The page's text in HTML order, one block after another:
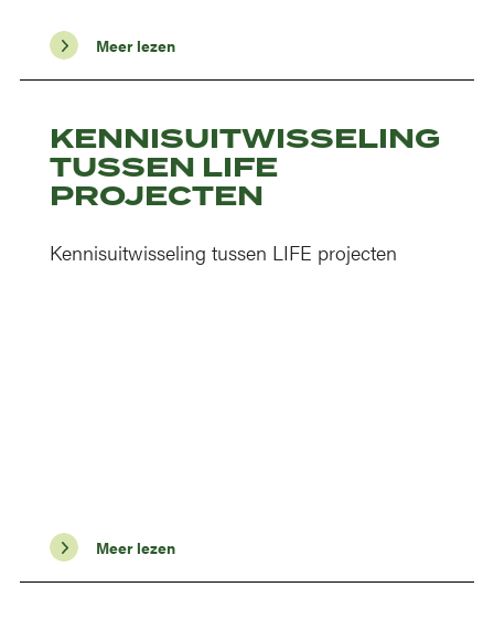
Meer lezen
KENNISUITWISSELING
TUSSEN LIFE
PROJECTEN
Kennisuitwisseling tussen LIFE projecten
Meer lezen